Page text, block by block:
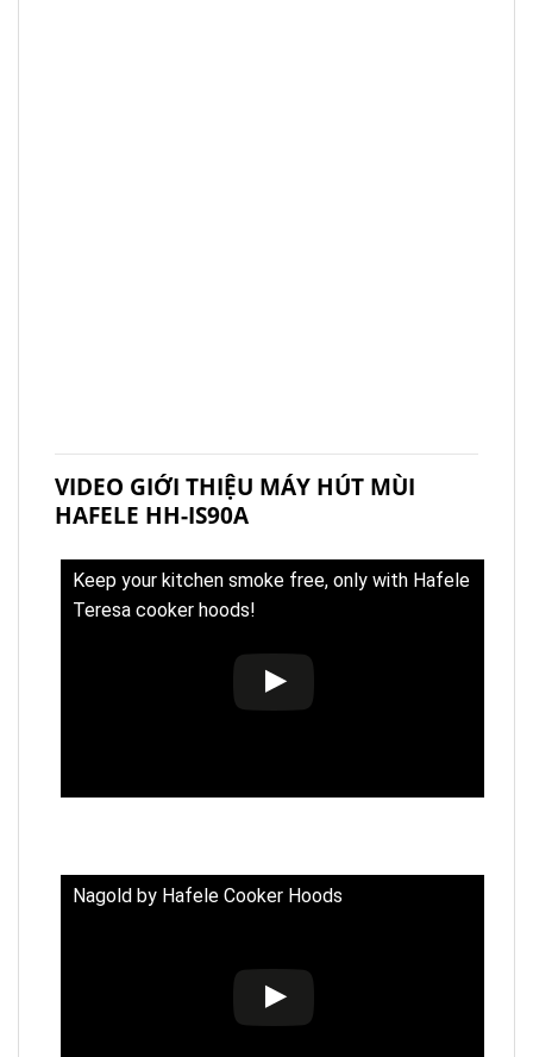
VIDEO GIỚI THIỆU MÁY HÚT MÙI
HAFELE HH-IS90A
Keep your kitchen smoke free, only with Hafele
Teresa cooker hoods!
Nagold by Hafele Cooker Hoods